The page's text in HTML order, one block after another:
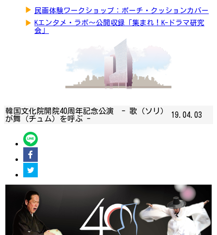
▶ 民画体験ワークショップ：ポーチ・クッションカバー
▶ Kエンタメ・ラボ～公開収録「集まれ！K-ドラマ研究
会」
韓国文化院開院40周年記念公演 - 歌（ソリ）
が舞（チュム）を呼ぶ -
19.04.03